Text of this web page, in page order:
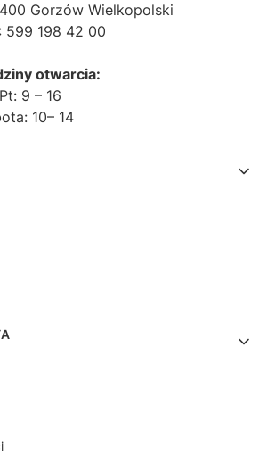
Gorzów Wielkopolski
599 198 42 00
otwarcia:
9 – 16
10– 14